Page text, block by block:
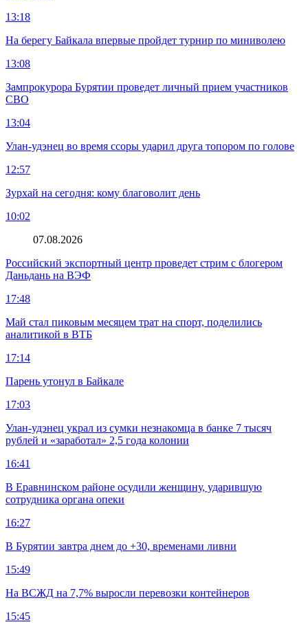
13:18
На берегу Байкала впервые пройдет турнир по миниволею
13:08
Зампрокурора Бурятии проведет личный прием участников
СВО
13:04
Улан-удэнец во время ссоры ударил друга топором по голове
12:57
Зурхай на сегодня: кому благоволит день
10:02
07.08.2026
Российский экспортный центр проведет стрим с блогером
Даньдань на ВЭФ
17:48
Май стал пиковым месяцем трат на спорт, поделились
аналитикой в ВТБ
17:14
Парень утонул в Байкале
17:03
Улан-удэнец украл из сумки незнакомца в банке 7 тысяч
рублей и «заработал» 2,5 года колонии
16:41
В Еравнинском районе осудили женщину, ударившую
сотрудника органа опеки
16:27
В Бурятии завтра днем до +30, временами ливни
15:49
На ВСЖД на 7,7% выросли перевозки контейнеров
15:45